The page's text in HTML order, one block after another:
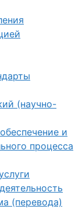
(научно-
и
процесса
(перевода)